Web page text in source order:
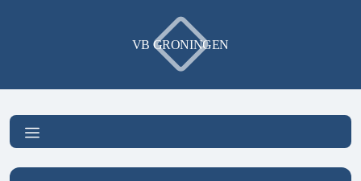
VB GRONINGEN